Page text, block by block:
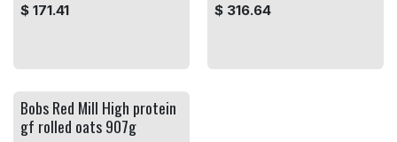
$ 171.41 $ 316.64
Bobs Red Mill High protein
gf rolled oats 907g